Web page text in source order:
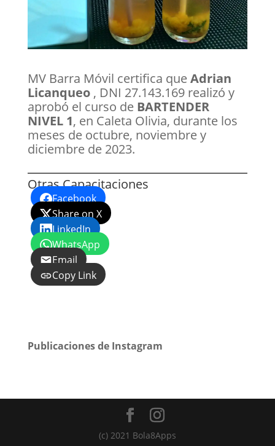
MV Barra Móvil certifica queAdrian
Licanqueo, DNI 27.143.169 realizó y
aprobó el curso de BARTENDER
NIVEL 1, en Caleta Olivia, durante los
meses de octubre, noviembre y
diciembre de 2023.
Otras Capacitaciones
Facebook
Share on X
LinkedIn
WhatsApp
Email
Copy Link
Publicaciones de Instagram
(c) 2021 Bola8Apps